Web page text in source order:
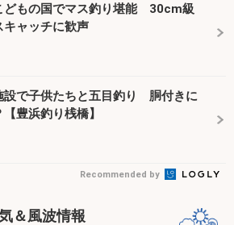
どもの国でマス釣り堪能 30cm級
キャッチに歓声
設で子供たちと五目釣り 胴付きに
豊浜釣り桟橋】
Recommended by
＆風波情報